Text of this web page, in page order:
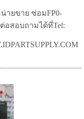
น่ายขาย ซ่อมFP0-
อสอบถามได้ที่Tel: